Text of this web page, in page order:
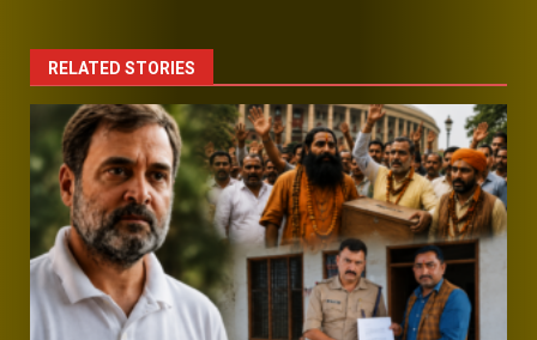
RELATED STORIES